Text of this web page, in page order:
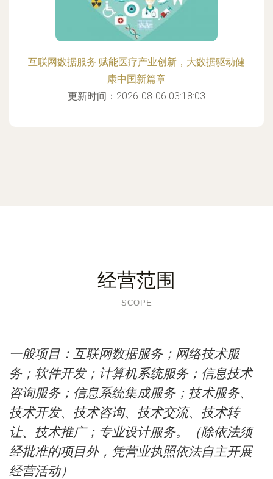
互联网数据服务 赋能医疗产业创新，大数据驱动健
康中国新篇章
更新时间：2026-08-06 03:18:03
经营范围
SCOPE
一般项目：互联网数据服务；网络技术服
务；软件开发；计算机系统服务；信息技术
咨询服务；信息系统集成服务；技术服务、
技术开发、技术咨询、技术交流、技术转
让、技术推广；专业设计服务。（除依法须
经批准的项目外，凭营业执照依法自主开展
经营活动）